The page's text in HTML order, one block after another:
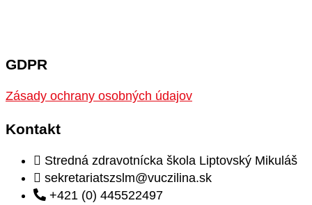
GDPR
Zásady ochrany osobných údajov
Kontakt
Stredná zdravotnícka škola Liptovský Mikuláš
sekretariatszslm@vuczilina.sk
+421 (0) 445522497